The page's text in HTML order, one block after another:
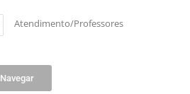
Atendimento/Professores
Navegar